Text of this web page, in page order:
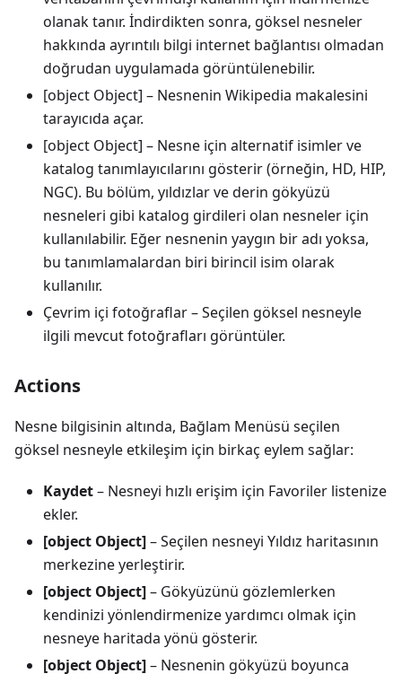
olanak tanır. İndirdikten sonra, göksel nesneler
hakkında ayrıntılı bilgi internet bağlantısı olmadan
doğrudan uygulamada görüntülenebilir.
[object Object] – Nesnenin Wikipedia makalesini
tarayıcıda açar.
[object Object] – Nesne için alternatif isimler ve
katalog tanımlayıcılarını gösterir (örneğin, HD, HIP,
NGC). Bu bölüm, yıldızlar ve derin gökyüzü
nesneleri gibi katalog girdileri olan nesneler için
kullanılabilir. Eğer nesnenin yaygın bir adı yoksa,
bu tanımlamalardan biri birincil isim olarak
kullanılır.
Çevrim içi fotoğraflar– Seçilen göksel nesneyle
ilgili mevcut fotoğrafları görüntüler.
Actions
Nesne bilgisinin altında, Bağlam Menüsü seçilen
göksel nesneyle etkileşim için birkaç eylem sağlar:
Kaydet– Nesneyi hızlı erişim için Favoriler listenize
ekler.
[object Object]– Seçilen nesneyi Yıldız haritasının
merkezine yerleştirir.
[object Object]– Gökyüzünü gözlemlerken
kendinizi yönlendirmenize yardımcı olmak için
nesneye haritada yönü gösterir.
[object Object]– Nesnenin gökyüzü boyunca